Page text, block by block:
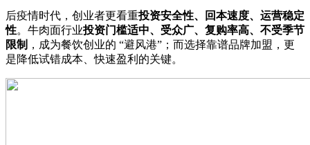
后疫情时代，创业者更看重投资安全性、回本速度、运营稳定
性。牛肉面行业投资门槛适中、受众广、复购率高、不受季节
限制 ，成为餐饮创业的 “避风港”；而选择靠谱品牌加盟，更
是降低试错成本、快速盈利的关键。